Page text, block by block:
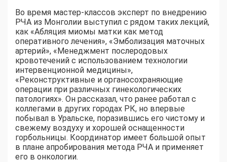
Во время мастер-классов эксперт по внедрению
РЧА из Монголии выступил с рядом таких лекций,
как «Абляция миомы матки как метод
оперативного лечения», «Эмболизация маточных
артерий», «Менеджмент послеродовых
кровотечений с использованием технологии
интервенционной медицины»,
«Реконструктивные и органосохраняющие
операции при различных гинекологических
патологиях». Он рассказал, что ранее работал с
коллегами в других городах РК, но впервые
побывал в Уральске, поразившись его чистому и
свежему воздуху и хорошей оснащенности
горбольницы. Координатор имеет большой опыт
в плане апробирования метода РЧА и применяет
его в онкологии.